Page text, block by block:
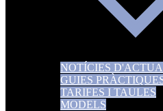
NOTÍCIES
GUIES
TARIFES I TAULES
MODELS